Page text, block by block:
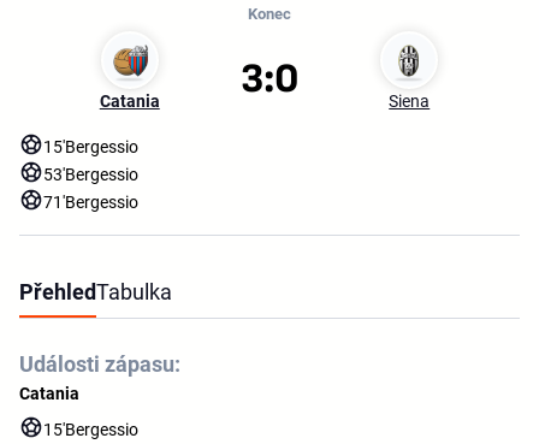
Konec
Catania Siena
3:0
15'Bergessio
53'Bergessio
71'Bergessio
PřehledTabulka
Události zápasu:
Catania
15'Bergessio